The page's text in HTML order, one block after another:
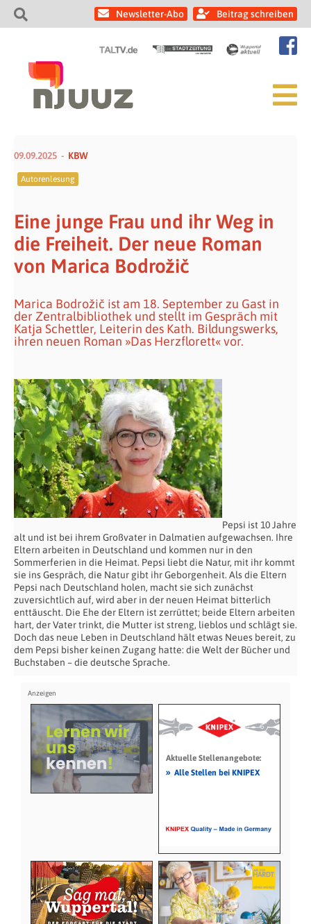
Newsletter-Abo Beitrag schreiben
09.09.2025 KBW
Autorenlesung
Eine junge Frau und ihr Weg in
die Freiheit. Der neue Roman
von Marica Bodrožič
Marica Bodrožič ist am 18. September zu Gast in
der Zentralbibliothek und stellt im Gespräch mit
Katja Schettler, Leiterin des Kath. Bildungswerks,
ihren neuen Roman »Das Herzflorett« vor.
Pepsi ist 10 Jahre
alt und ist bei ihrem Großvater in Dalmatien aufgewachsen. Ihre
Eltern arbeiten in Deutschland und kommen nur in den
Sommerferien in die Heimat. Pepsi liebt die Natur, mit ihr kommt
sie ins Gespräch, die Natur gibt ihr Geborgenheit. Als die Eltern
Pepsi nach Deutschland holen, macht sie sich zunächst
zuversichtlich auf, wird aber in der neuen Heimat bitterlich
enttäuscht. Die Ehe der Eltern ist zerrüttet; beide Eltern arbeiten
hart, der Vater trinkt, die Mutter ist streng, lieblos und schlägt sie.
Doch das neue Leben in Deutschland hält etwas Neues bereit, zu
dem Pepsi bisher keinen Zugang hatte: die Welt der Bücher und
Buchstaben – die deutsche Sprache.
Aktuelle Stellenangebote:
» Alle Stellen bei KNIPEX